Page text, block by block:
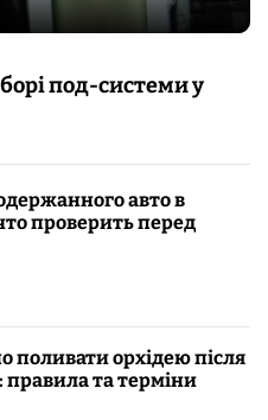
под-системи у
авто в
проверить перед
поливати орхідею після
правила та терміни